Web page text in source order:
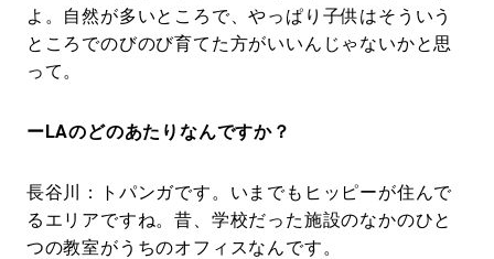
よ。自然が多いところで、やっぱり子供はそういう
ところでのびのび育てた方がいいんじゃないかと思
って。
ーLAのどのあたりなんですか？
長谷川：トパンガです。いまでもヒッピーが住んで
るエリアですね。昔、学校だった施設のなかのひと
つの教室がうちのオフィスなんです。